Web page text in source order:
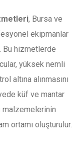
, Bursa ve
ekipmanlar
Bu hizmetlerde
yüksek nemli
altına alınmasını
küf ve mantar
malzemelerinin
ortamı oluşturulur.